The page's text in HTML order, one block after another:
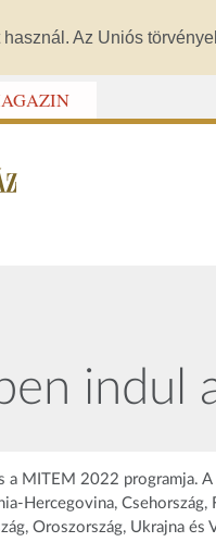
Az Uniós
indul
MITEM 2022 programja.
Hercegovina,
Oroszország, Ukrajna